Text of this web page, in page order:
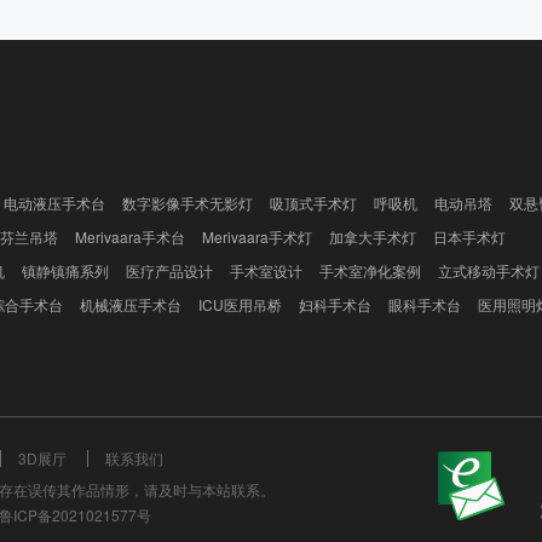
电动液压手术台 数字影像手术无影灯 吸顶式手术灯 呼吸机 电动吊塔
双悬
芬兰吊塔
Merivaara手术台 Merivaara手术灯 加拿大手术灯
日本手术灯
镇静镇痛系列 医疗产品设计 手术室设计 手术室净化案例
立式移动手术灯
合手术台
机械液压手术台 ICU医用吊桥 妇科手术台 眼科手术台 医用照明
3D展厅
联系我们
误传其作品情形，请及时与本站联系。
ICP备2021021577号